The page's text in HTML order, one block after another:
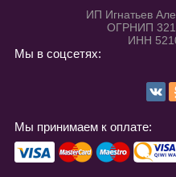
ИП Игнатьев
ОГРНИП
ИНН
Мы в соцсетях:
Мы принимаем к оплате: